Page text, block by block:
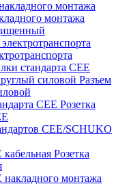
монтажа
стандарта CEE
Разъем
Розетка
CEE/SCHUKO
Розетка